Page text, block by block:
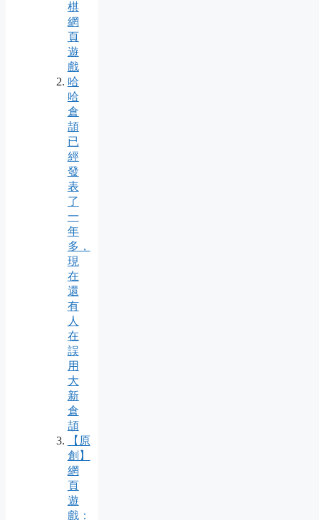
棋
網
頁
遊
戲
哈
哈
倉
頡
已
經
發
表
了
一
年
多，
現
在
還
有
人
在
誤
用
大
新
倉
頡
【原
創】
網
頁
遊
戲：